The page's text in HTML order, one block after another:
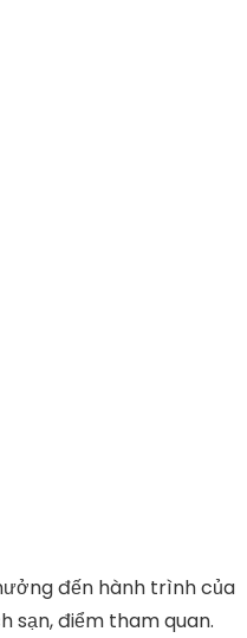
đến hành trình của
sạn, điểm tham quan.